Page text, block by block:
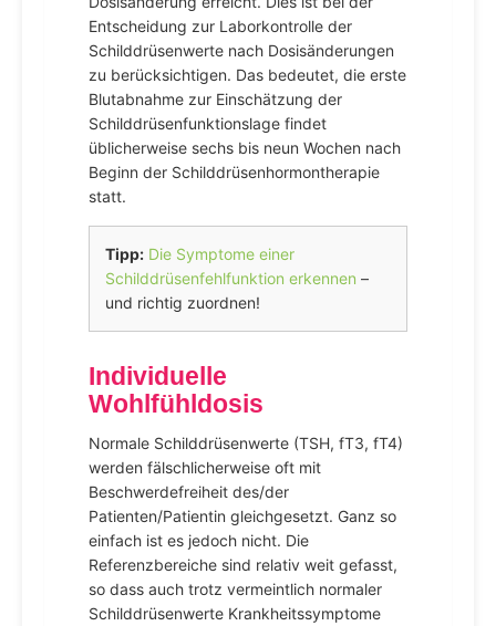
Entscheidung zur Laborkontrolle der
Schilddrüsenwerte nach Dosisänderungen
zu berücksichtigen. Das bedeutet, die erste
Blutabnahme zur Einschätzung der
Schilddrüsenfunktionslage findet
üblicherweise sechs bis neun Wochen nach
Beginn der Schilddrüsenhormontherapie
statt.
Tipp: Die Symptome einer
Schilddrüsenfehlfunktion erkennen –
und richtig zuordnen!
Individuelle
Wohlfühldosis
Normale Schilddrüsenwerte (TSH, fT3, fT4)
werden fälschlicherweise oft mit
Beschwerdefreiheit des/der
Patienten/Patientin gleichgesetzt. Ganz so
einfach ist es jedoch nicht. Die
Referenzbereiche sind relativ weit gefasst,
so dass auch trotz vermeintlich normaler
Schilddrüsenwerte Krankheitssymptome